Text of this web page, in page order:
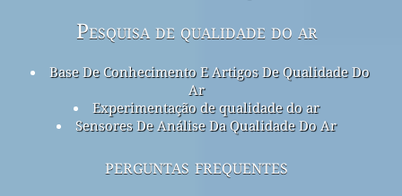
Pesquisa de qualidade do ar
Base De Conhecimento E Artigos De Qualidade Do
Ar
Experimentação de qualidade do ar
Sensores De Análise Da Qualidade Do Ar
perguntas frequentes